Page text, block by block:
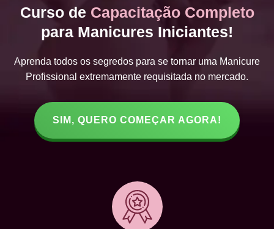
Curso de Capacitação Completo
para Manicures Iniciantes!
Aprenda todos os segredos para se tornar uma Manicure
Profissional extremamente requisitada no mercado.
SIM, QUERO COMEÇAR AGORA!